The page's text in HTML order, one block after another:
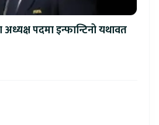
पदमा इन्फान्टिनो यथावत